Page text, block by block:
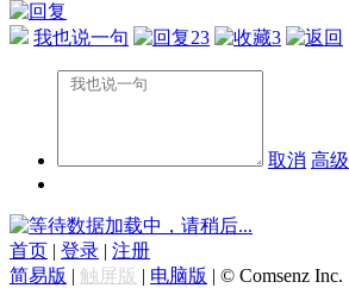
我也说一句 23 3
取消 高级
数据加载中，请稍后...
首页 | 登录 | 注册
简易版 | 触屏版 | 电脑版 | © Comsenz Inc.